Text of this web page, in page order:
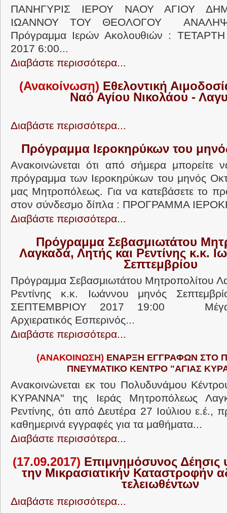
ΠΑΝΗΓΥΡΙΣ ΙΕΡΟΥ ΝΑΟΥ ΑΓΙΟΥ
ΙΩΑΝΝΟΥ ΤΟΥ ΘΕΟΛΟΓΟΥ
Πρόγραμμα Ιερών Ακολουθιών :
2017 6:00...
Διαβάστε περισσότερα...
(Ανακοίνωση) Εθελοντική
Ναό Αγίου Νικολάου -
Διαβάστε περισσότερα...
Πρόγραμμα Ιεροκηρύκων του
Ανακοινώνεται ότι από σήμερα μπορείτε
πρόγραμμα των Ιεροκηρύκων του μηνός
μας Μητροπόλεως. Για να κατεβάσετε το
στον σύνδεσμο δίπλα : ΠΡΟΓΡΑΜΜΑ
Διαβάστε περισσότερα...
Πρόγραμμα Σεβασμιωτάτου
Λαγκαδά, Λητής και Ρεντίνης κ.κ.
Σεπτεμβρίου
Πρόγραμμα Σεβασμιωτάτου Μητροπολίτου
Ρεντίνης κ.κ. Ιωάννου μηνός
ΣΕΠΤΕΜΒΡΙΟΥ 2017 19:00 Μέγας
Αρχιερατικός Εσπερινός...
Διαβάστε περισσότερα...
(ΑΝΑΚΟΙΝΩΣΗ) ΕΝΑΡΞΗ ΕΓΓΡΑΦΩΝ ΣΤΟ
ΠΝΕΥΜΑΤΙΚΟ ΚΕΝΤΡΟ "ΑΓΙΑΣ
Ανακοινώνεται εκ του Πολυδυνάμου
ΚΥΡΑΝΝΑ" της Ιεράς Μητροπόλεως
Ρεντίνης, ότι από Δευτέρα 27 Ιούλιου ε.έ.,
καθημερινά εγγραφές για τα μαθήματα...
Διαβάστε περισσότερα...
(17.09.2017) Επιμνημόσυνος Δέησις
την Μικρασιατικήν Καταστροφήν
τελειωθέντων
Διαβάστε περισσότερα...